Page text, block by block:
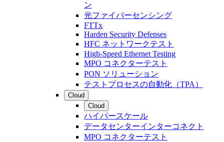
ン
光ファイバーセンシング
FTTx
Harden Security Defenses
HFC ネットワークテスト
High-Speed Ethernet Testing
MPO コネクターテスト
PON ソリューション
テストプロセスの自動化（TPA）
Cloud
Cloud
ハイパースケール
データセンターインターコネクト
MPO コネクターテスト